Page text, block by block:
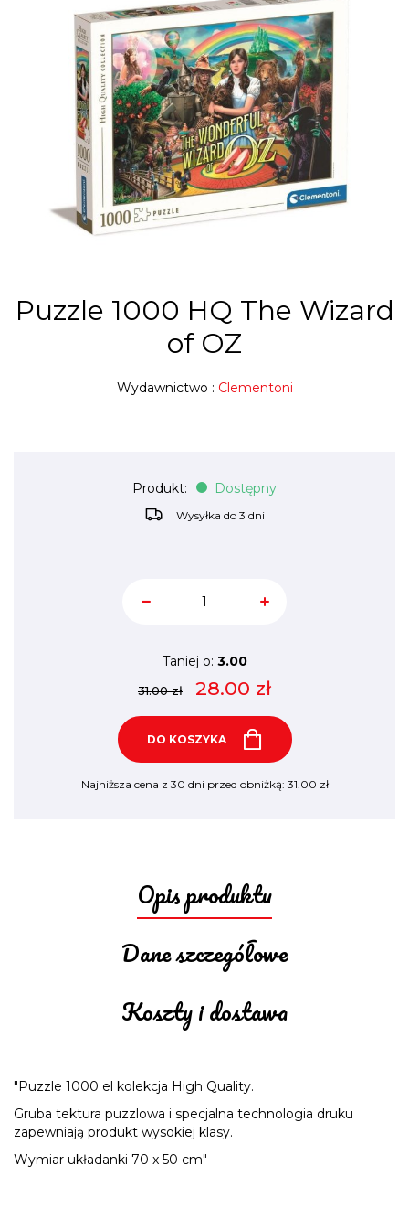
Puzzle 1000 HQ The Wizard
of OZ
Wydawnictwo : Clementoni
Produkt: Dostępny
Wysyłka do 3 dni
Taniej o: 3.00
31.00 zł 28.00 zł
DO KOSZYKA
Najniższa cena z 30 dni przed obniżką: 31.00 zł
Opis produktu
Dane szczegółowe
Koszty i dostawa
"Puzzle 1000 el kolekcja High Quality.
Gruba tektura puzzlowa i specjalna technologia druku
zapewniają produkt wysokiej klasy.
Wymiar układanki 70 x 50 cm"